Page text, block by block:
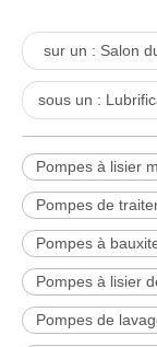
sur un : Salon
sous un :
Pompes à lisier
Pompes de
Pompes à
Pompes à lisier
Pompes de